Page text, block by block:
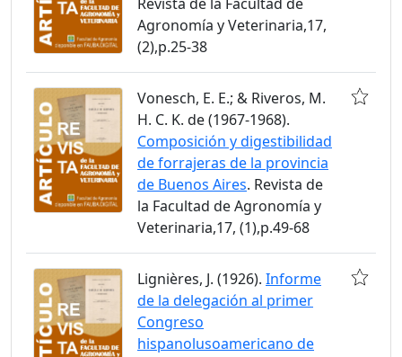
Agronomía y Veterinaria,17,
(2),p.25-38
Vonesch, E. E.; & Riveros, M.
H. C. K. de (1967-1968).
Composición y digestibilidad
de forrajeras de la provincia
de Buenos Aires. Revista de
la Facultad de Agronomía y
Veterinaria,17, (1),p.49-68
Lignières, J. (1926). Informe
de la delegación al primer
Congreso
hispanolusoamericano de